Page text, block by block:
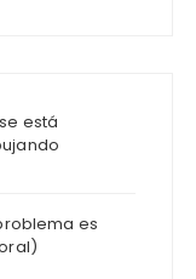
está
es